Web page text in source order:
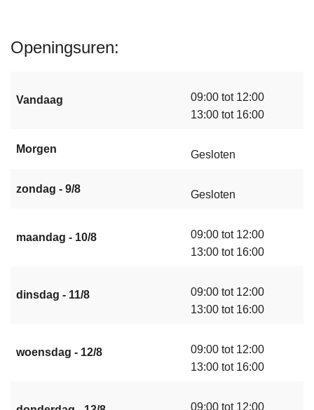
Openingsuren
Vandaag
09:00 tot 12:00
13:00 tot 16:00
Morgen Gesloten
zondag - 9/8 Gesloten
maandag - 10/8
09:00 tot 12:00
13:00 tot 16:00
dinsdag - 11/8
09:00 tot 12:00
13:00 tot 16:00
woensdag - 12/8
09:00 tot 12:00
13:00 tot 16:00
09:00 tot 12:00